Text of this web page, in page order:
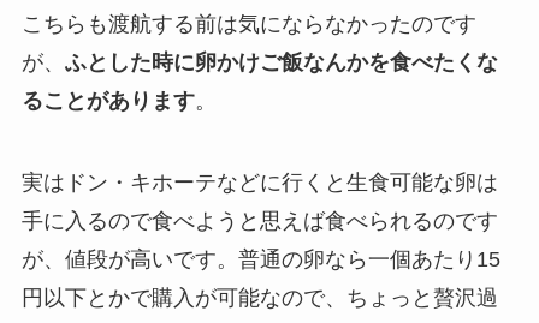
こちらも渡航する前は気にならなかったのです
が、 ふとした時に卵かけご飯なんかを食べたくな
ることがあります。
実はドン・キホーテなどに行くと生食可能な卵は
手に入るので食べようと思えば食べられるのです
が、値段が高いです。普通の卵なら一個あたり15
円以下とかで購入が可能なので、ちょっと贅沢過